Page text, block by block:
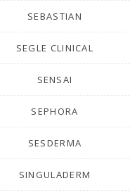
SEBASTIAN
SEGLE CLINICAL
SENSAI
SEPHORA
SESDERMA
SINGULADERM